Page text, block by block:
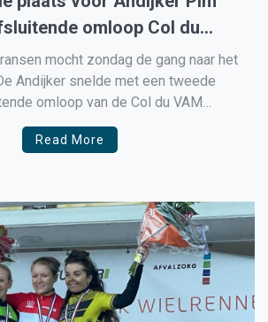
omloop Col du
mocht zondag de gang naar het
Andijker snelde met een tweede
omloop van de Col du VAM
zijn eerste podiumplaats. De West-
dichtbij de winst. In de sprint met
Read More